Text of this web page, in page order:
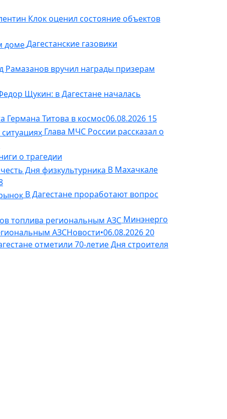
Клок оценил состояние объектов
Дагестанские газовики
Рамазанов вручил награды призерам
Щукин: в Дагестане началась
Германа Титова в космос06.08.2026 15
Глава МЧС России рассказал о
о трагедии
В Махачкале
В Дагестане проработают вопрос
Минэнерго
АЗСНовости•06.08.202620
отметили 70-летие Дня строителя